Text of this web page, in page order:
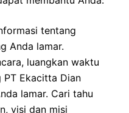
tentang
Anda lamar.
luangkan waktu
PT Ekacitta Dian
lamar. Cari tahu
visi dan misi